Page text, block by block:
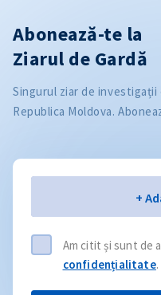
Abonează-te la
Ziarul de Gardă
Singurul ziar de investigații
Republica Moldova.
+
Am citit și sunt de
confidențialitate.